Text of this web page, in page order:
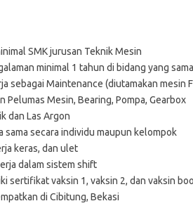
SMK jurusan Teknik Mesin
minimal 1 tahun di bidang yang sama
sebagai Maintenance (diutamakan mesin
Pelumas Mesin, Bearing, Pompa, Gearbox
dan Las Argon
sama secara individu maupun kelompok
keras, dan ulet
dalam sistem shift
sertifikat vaksin 1, vaksin 2, dan vaksin
di Cibitung, Bekasi